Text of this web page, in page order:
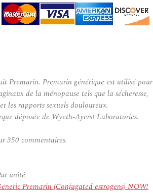
Premarin. Premarin générique est utilisé pour
de la ménopause tels que la sécheresse,
les rapports sexuels douloureux.
déposée de Wyeth-Ayerst Laboratories.
350 commentaires.
unité
Premarin (Conjugated estrogens) NOW!